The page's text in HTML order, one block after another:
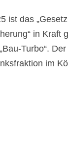
ist das
in Kraft
Turbo“.
im